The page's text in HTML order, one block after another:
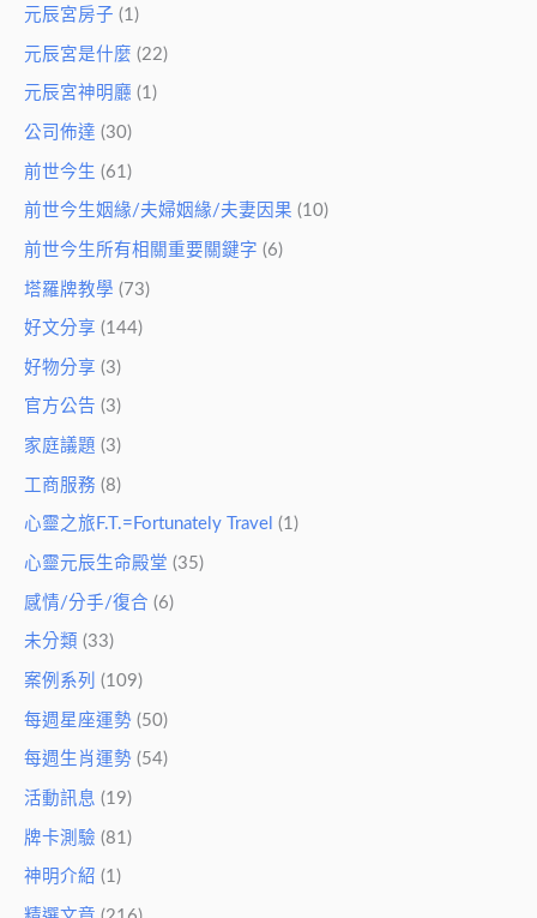
元辰宮房子 (1)
元辰宮是什麼 (22)
元辰宮神明廳 (1)
公司佈達 (30)
前世今生 (61)
前世今生姻緣/夫婦姻緣/夫妻因果 (10)
前世今生所有相關重要關鍵字 (6)
塔羅牌教學 (73)
好文分享 (144)
好物分享 (3)
官方公告 (3)
家庭議題 (3)
工商服務 (8)
心靈之旅F.T.=Fortunately Travel (1)
心靈元辰生命殿堂 (35)
感情/分手/復合 (6)
未分類 (33)
案例系列 (109)
每週星座運勢 (50)
每週生肖運勢 (54)
活動訊息 (19)
牌卡測驗 (81)
神明介紹 (1)